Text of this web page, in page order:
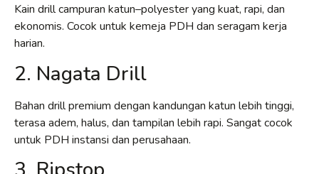
Kain drill campuran katun–polyester yang kuat, rapi, dan
ekonomis. Cocok untuk kemeja PDH dan seragam kerja
harian.
2. Nagata Drill
Bahan drill premium dengan kandungan katun lebih tinggi,
terasa adem, halus, dan tampilan lebih rapi. Sangat cocok
untuk PDH instansi dan perusahaan.